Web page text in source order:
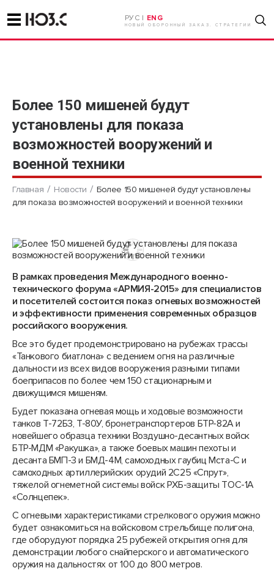
РУС | ENG
НОВЫЙ ОБОРОННЫЙ ЗАКАЗ. СТРАТЕГИИ
Более 150 мишеней будут
установлены для показа
возможностей вооружений и
военной техники
Главная Новости
Более 150 мишеней будут установлены
для показа возможностей вооружений и военной техники
В рамках проведения Международного военно-
технического форума «АРМИЯ-2015» для специалистов
и посетителей состоится показ огневых возможностей
и эффективности применения современных образцов
российского вооружения.
Все это будет продемонстрировано на рубежах трассы
«Танкового биатлона» с ведением огня на различные
дальности из всех видов вооружения разными типами
боеприпасов по более чем 150 стационарным и
движущимся мишеням.
Будет показана огневая мощь и ходовые возможности
танков Т-72Б3, Т-80У, бронетранспортеров БТР-82А и
новейшего образца техники Воздушно-десантных войск
БТР-МДМ «Ракушка», а также боевых машин пехоты и
десанта БМП-3 и БМД-4М, самоходных гаубиц Мста-С и
самоходных артиллерийских орудий 2С25 «Спрут»,
тяжелой огнеметной системы войск РХБ-защиты ТОС-1А
«Солнцепек».
С огневыми характеристиками стрелкового оружия можно
будет ознакомиться на войсковом стрельбище полигона,
где оборудуют порядка 25 рубежей открытия огня для
демонстрации любого снайперского и автоматического
оружия на дальностях от 100 до 800 метров.